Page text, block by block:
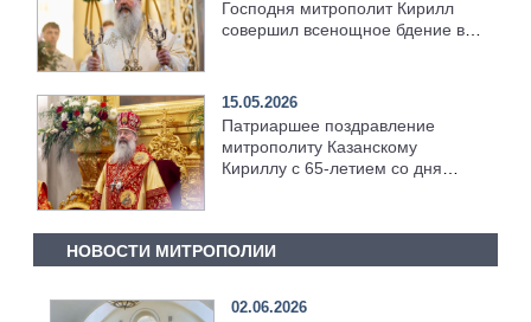
Господня митрополит Кирилл
совершил всенощное бдение в
15.05.2026
Патриаршее поздравление
митрополиту Казанскому
Кириллу с 65-летием со дня
НОВОСТИ МИТРОПОЛИИ
02.06.2026